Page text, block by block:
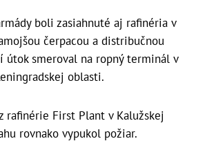
boli zasiahnuté aj rafinéria v
čerpacou a distribučnou
útok smeroval na ropný terminál v
oblasti.
rafinérie First Plant v Kalužskej
rovnako vypukol požiar.